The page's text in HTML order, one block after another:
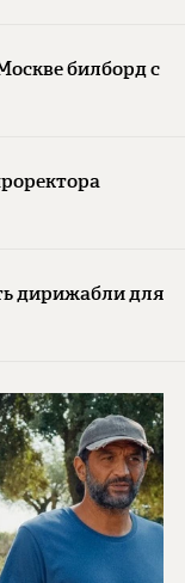
билборд с
дирижабли для